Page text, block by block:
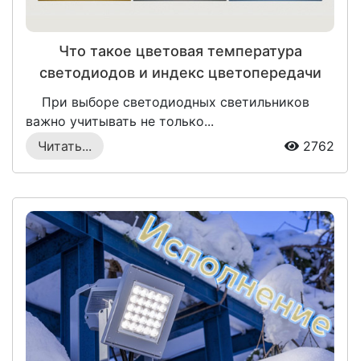
Что такое цветовая температура
светодиодов и индекс цветопередачи
При выборе светодиодных светильников
важно учитывать не только...
Читать...
2762